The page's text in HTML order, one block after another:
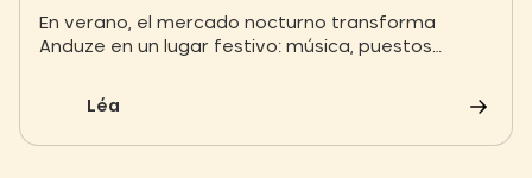
las Cevenas
En verano, el mercado nocturno transforma
Anduze en un lugar festivo: música, puestos
artesanales en el corazón de un animado
Léa